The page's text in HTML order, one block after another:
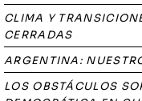
CLIMA Y
CERRADAS
ARGENTINA:
LOS OBSTÁCULOS